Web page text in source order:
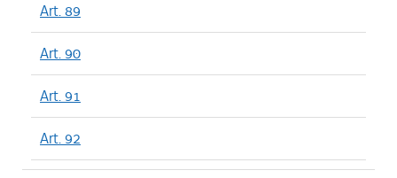
Art. 89
Art. 90
Art. 91
Art. 92